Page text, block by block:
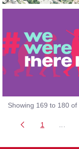
Showing 169 to 180 of
Page
1